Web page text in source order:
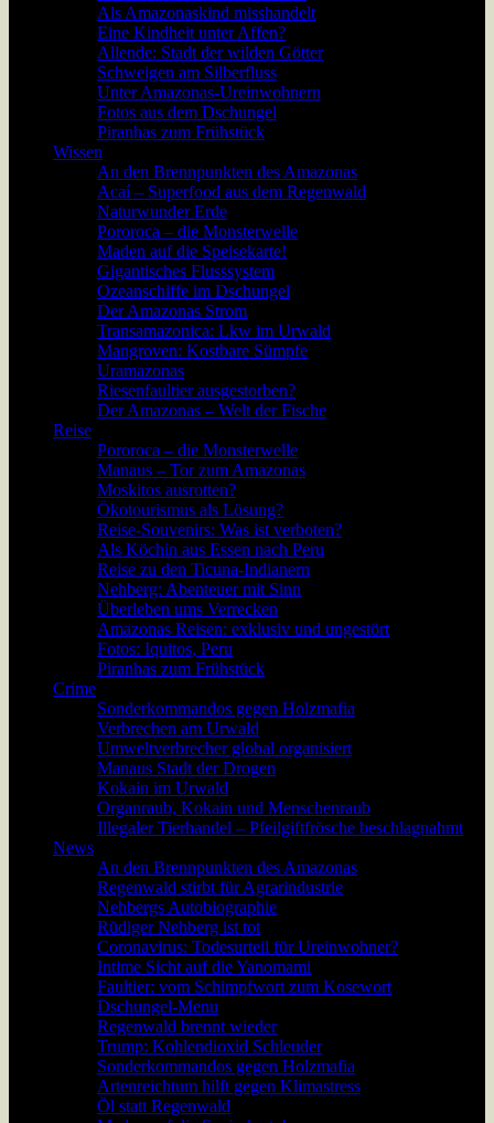
Als Amazonaskind misshandelt
Eine Kindheit unter Affen?
Allende: Stadt der wilden Götter
Schweigen am Silberfluss
Unter Amazonas-Ureinwohnern
Fotos aus dem Dschungel
Piranhas zum Frühstück
Wissen
An den Brennpunkten des Amazonas
Acaí – Superfood aus dem Regenwald
Naturwunder Erde
Pororoca – die Monsterwelle
Maden auf die Speisekarte!
Gigantisches Flusssystem
Ozeanschiffe im Dschungel
Der Amazonas Strom
Transamazonica: Lkw im Urwald
Mangroven: Kostbare Sümpfe
Uramazonas
Riesenfaultier ausgestorben?
Der Amazonas – Welt der Fische
Reise
Pororoca – die Monsterwelle
Manaus – Tor zum Amazonas
Moskitos ausrotten?
Ökotourismus als Lösung?
Reise-Souvenirs: Was ist verboten?
Als Köchin aus Essen nach Peru
Reise zu den Ticuna-Indianern
Nehberg: Abenteuer mit Sinn
Überleben ums Verrecken
Amazonas Reisen: exklusiv und ungestört
Fotos: Iquitos, Peru
Piranhas zum Frühstück
Crime
Sonderkommandos gegen Holzmafia
Verbrechen am Urwald
Umweltverbrecher global organisiert
Manaus Stadt der Drogen
Kokain im Urwald
Organraub, Kokain und Menschenraub
Illegaler Tierhandel – Pfeilgiftfrösche beschlagnahmt
News
An den Brennpunkten des Amazonas
Regenwald stirbt für Agrarindustrie
Nehbergs Autobiographie
Rüdiger Nehberg ist tot
Coronavirus: Todesurteil für Ureinwohner?
Intime Sicht auf die Yanomami
Faultier: vom Schimpfwort zum Kosewort
Dschungel-Menu
Regenwald brennt wieder
Trump: Kohlendioxid Schleuder
Sonderkommandos gegen Holzmafia
Artenreichtum hilft gegen Klimastress
Öl statt Regenwald